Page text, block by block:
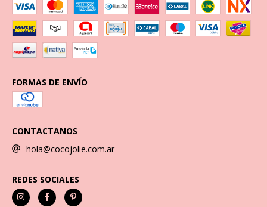
FORMAS DE ENVÍO
CONTACTANOS
hola@cocojolie.com.ar
REDES SOCIALES